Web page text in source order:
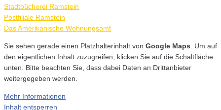
Stadtbücherei Ramstein
Postfiliale Ramstein
Das Amerikanische Wohnungsamt
Sie sehen gerade einen Platzhalterinhalt von Google Maps . Um auf
den eigentlichen Inhalt zuzugreifen, klicken Sie auf die Schaltfläche
unten. Bitte beachten Sie, dass dabei Daten an Drittanbieter
weitergegeben werden.
Mehr Informationen
Inhalt entsperren